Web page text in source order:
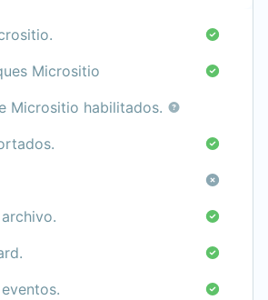
Micrositio
Micrositio habilitados.